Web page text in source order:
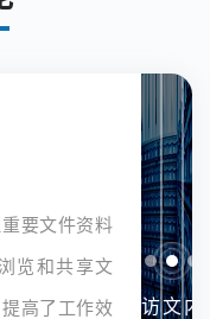
要文件资料
览和共享文
高了工作效
访文内